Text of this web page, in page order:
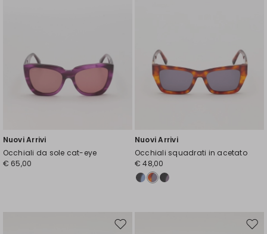
Nuovi Arrivi
Occhiali da sole cat-eye
€ 65,00
Nuovi Arrivi
Occhiali squadrati in acetato
€ 48,00
Sposta